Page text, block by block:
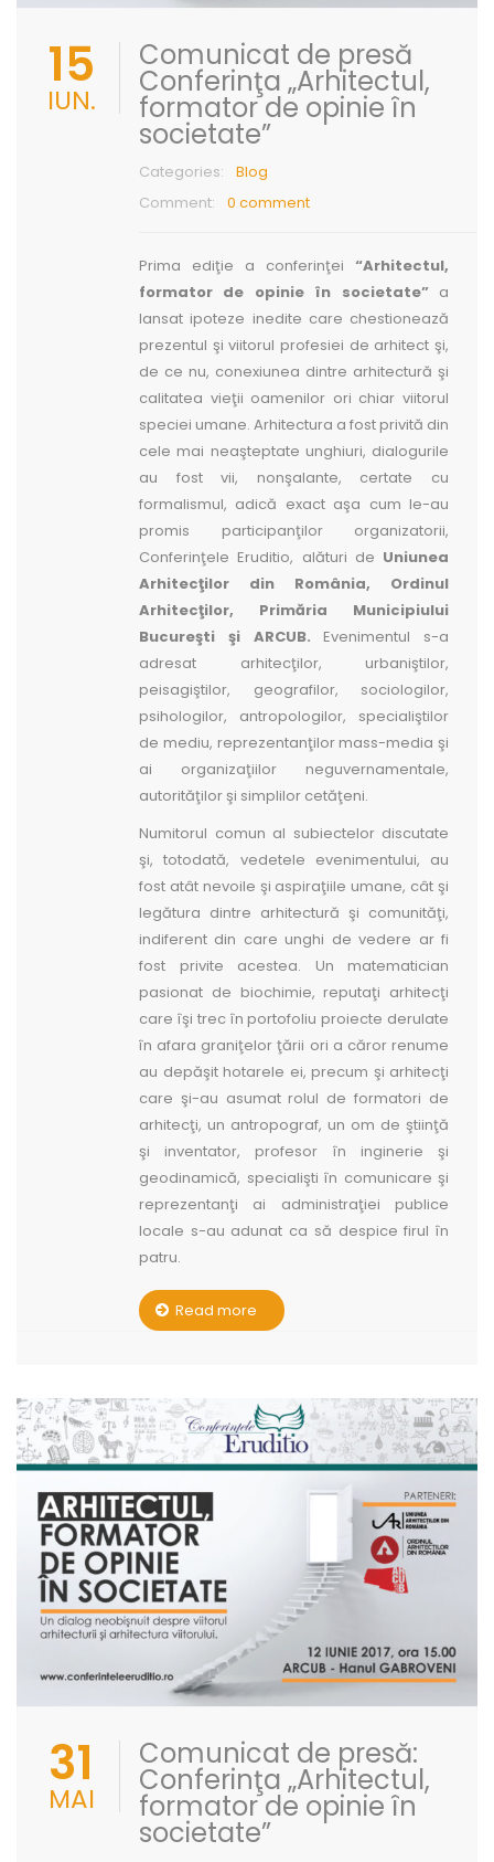
15
IUN.
Comunicat de presă
Conferinţa „Arhitectul,
formator de opinie în
societate”
Categories:
Blog
Comment:
0 comment
Prima ediţie a conferinţei “Arhitectul,
formator de opinie în societate”a
lansat ipoteze inedite care chestionează
prezentul şi viitorul profesiei de arhitect şi,
de ce nu, conexiunea dintre arhitectură şi
calitatea vieţii oamenilor ori chiar viitorul
speciei umane. Arhitectura a fost privită din
cele mai neaşteptate unghiuri, dialogurile
au fost vii, nonşalante, certate cu
formalismul, adică exact aşa cum le-au
promis participanţilor organizatorii,
Conferinţele Eruditio, alături de Uniunea
Arhitecţilor din România, Ordinul
Arhitecţilor, Primăria Municipiului
Bucureşti şi ARCUB. Evenimentul s-a
adresat arhitecţilor, urbaniştilor,
peisagiştilor, geografilor, sociologilor,
psihologilor, antropologilor, specialiştilor
de mediu, reprezentanţilor mass-media şi
ai organizaţiilor neguvernamentale,
autorităţilor şi simplilor cetăţeni.
Numitorul comun al subiectelor discutate
şi, totodată, vedetele evenimentului, au
fost atât nevoile şi aspiraţiile umane, cât şi
legătura dintre arhitectură şi comunităţi,
indiferent din care unghi de vedere ar fi
fost privite acestea. Un matematician
pasionat de biochimie, reputaţi arhitecţi
care îşi trec în portofoliu proiecte derulate
în afara graniţelor ţării ori a căror renume
au depăşit hotarele ei, precum şi arhitecţi
care şi-au asumat rolul de formatori de
arhitecţi, un antropograf, un om de ştiinţă
şi inventator, profesor în inginerie şi
geodinamică, specialişti în comunicare şi
reprezentanţi ai administraţiei publice
locale s-au adunat ca să despice firul în
patru.
Read more
31
MAI
Comunicat de presă:
Conferinţa „Arhitectul,
formator de opinie în
societate”